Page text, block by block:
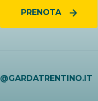
PRENOTA